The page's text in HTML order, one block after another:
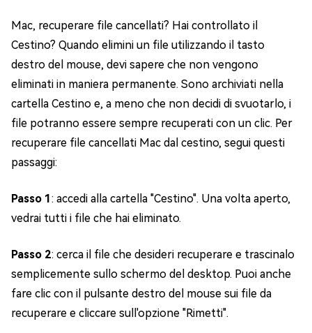
Mac, recuperare file cancellati? Hai controllato il
Cestino? Quando elimini un file utilizzando il tasto
destro del mouse, devi sapere che non vengono
eliminati in maniera permanente. Sono archiviati nella
cartella Cestino e, a meno che non decidi di svuotarlo, i
file potranno essere sempre recuperati con un clic. Per
recuperare file cancellati Mac dal cestino, segui questi
passaggi:
Passo 1: accedi alla cartella "Cestino". Una volta aperto,
vedrai tutti i file che hai eliminato.
Passo 2: cerca il file che desideri recuperare e trascinalo
semplicemente sullo schermo del desktop. Puoi anche
fare clic con il pulsante destro del mouse sui file da
recuperare e cliccare sull'opzione "Rimetti".